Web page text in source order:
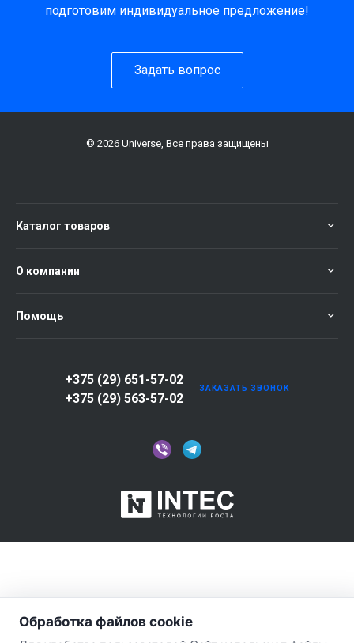
подготовим индивидуальное предложение!
Задать вопрос
© 2026 Universe, Все права защищены
Каталог товаров
О компании
Помощь
+375 (29) 651-57-02
+375 (29) 563-57-02
ЗАКАЗАТЬ ЗВОНОК
Обработка файлов cookie